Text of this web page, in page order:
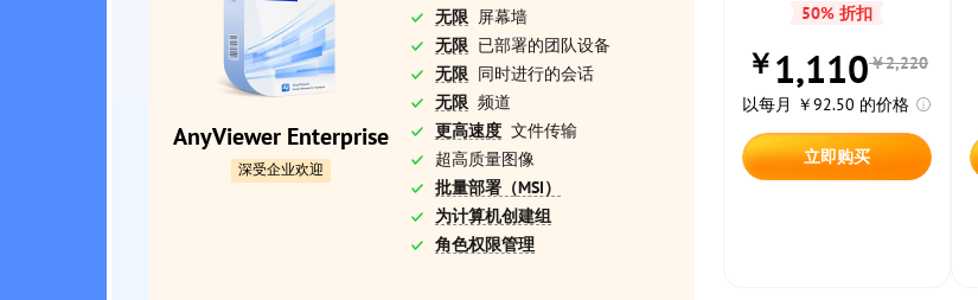
AnyViewer Enterprise
深受企业欢迎
无限 屏幕墙
无限 已部署的团队设备
无限 同时进行的会话
无限 频道
更高速度 文件传输
超高质量图像
批量部署（MSI）
为计算机创建组
角色权限管理
50% 折扣
￥1,110￥2,220
以每月 ￥92.50 的价格
立即购买